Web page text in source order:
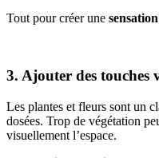
Tout pour créer une
3. Ajouter des touches
Les plantes et fleurs sont un
dosées. Trop de végétation
visuellement l’espace.